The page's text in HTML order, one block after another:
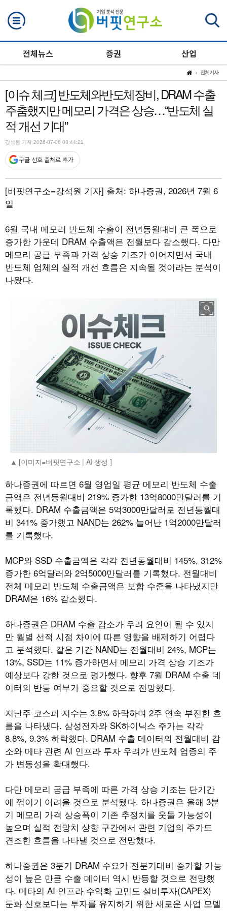
전체뉴스 증권 산업
전체기사
[이슈 체크] 반도체와반도체장비, DRAM 수출
주춤했지만 메모리 가격은 상승…“반도체 실
적 개선 기대”
강석원 기자 2026-07-06 08:44:21
구글 선호 출처로 추가
[버핏연구소=강석원 기자] 출처: 하나증권, 2026년 7월 6
일
6월 국내 메모리 반도체 수출이 전년동월대비 큰 폭으로
증가한 가운데 DRAM 수출액은 전월보다 감소했다. 다만
메모리 공급 부족과 가격 상승 기조가 이어지면서 국내
반도체 업체의 실적 개선 흐름은 지속될 것이라는 분석이
나왔다.
[이미지=버핏연구소 | AI 생성 ]
하나증권에 따르면 6월 영업일 평균 메모리 반도체 수출
금액은 전년동월대비 219% 증가한 13억8000만달러를 기
록했다. DRAM 수출금액은 5억3000만달러로 전년동월대
비 341% 증가했고 NAND는 262% 늘어난 1억2000만달러
를 기록했다.
MCP와 SSD 수출금액은 각각 전년동월대비 145%, 312%
증가한 6억달러와 2억5000만달러를 기록했다. 전월대비
전체 메모리 반도체 수출금액은 보합 수준을 나타냈지만
DRAM은 16% 감소했다.
하나증권은 DRAM 수출 감소가 우려 요인이 될 수 있지
만 월별 선적 시점 차이에 따른 영향을 배제하기 어렵다
고 분석했다. 같은 기간 NAND는 전월대비 24%, MCP는
13%, SSD는 11% 증가하면서 메모리 가격 상승 기조가
예상보다 강한 것으로 평가했다. 향후 7월 DRAM 수출 데
이터의 반등 여부가 중요할 것으로 전망했다.
지난주 코스피 지수는 3.8% 하락하며 2주 연속 부진한 흐
름을 나타냈다. 삼성전자와 SK하이닉스 주가는 각각
8.8%, 9.3% 하락했다. DRAM 수출 데이터의 전월대비 감
소와 메타 관련 AI 인프라 투자 우려가 반도체 업종의 주
가 변동성을 확대했다.
다만 메모리 공급 부족에 따른 가격 상승 기조는 단기간
에 꺾이기 어려울 것으로 분석됐다. 하나증권은 올해 3분
기 메모리 가격 상승폭이 기존 추정치를 웃돌 가능성이
높으며 실적 전망치 상향 구간에서 관련 기업의 주가도
견조한 흐름을 나타낼 것으로 전망했다.
하나증권은 3분기 DRAM 수요가 전분기대비 증가할 가능
성이 높은 만큼 수출 데이터 역시 반등할 것으로 전망했
다. 메타의 AI 인프라 수익화 고민도 설비투자(CAPEX)
둔화 신호보다는 투자를 유지하기 위한 새로운 사업 모델
검색